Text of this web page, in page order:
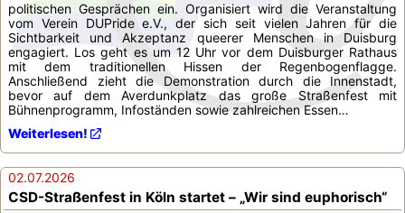
politischen Gesprächen ein. Organisiert wird die Veranstaltung
vom Verein DUPride e.V., der sich seit vielen Jahren für die
Sichtbarkeit und Akzeptanz queerer Menschen in Duisburg
engagiert. Los geht es um 12 Uhr vor dem Duisburger Rathaus
mit dem traditionellen Hissen der Regenbogenflagge.
Anschließend zieht die Demonstration durch die Innenstadt,
bevor auf dem Averdunkplatz das große Straßenfest mit
Bühnenprogramm, Infoständen sowie zahlreichen Essen…
Weiterlesen!
02.07.2026
CSD-Straßenfest in Köln startet – „Wir sind euphorisch“